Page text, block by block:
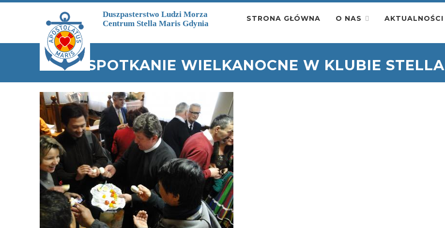
Duszpasterstwo Ludzi Morza
Centrum Stella Maris Gdynia
STRONA GŁÓWNA O NAS AKTUALNOŚCI
SPOTKANIE WIELKANOCNE W KLUBIE